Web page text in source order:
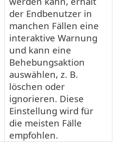
der Endbenutzer in
manchen Fällen eine
interaktive Warnung
und kann eine
Behebungsaktion
auswählen, z. B.
löschen oder
ignorieren. Diese
Einstellung wird für
die meisten Fälle
empfohlen.